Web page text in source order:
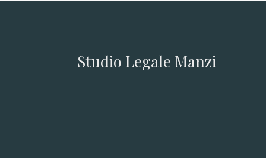
Studio Legale Manzi